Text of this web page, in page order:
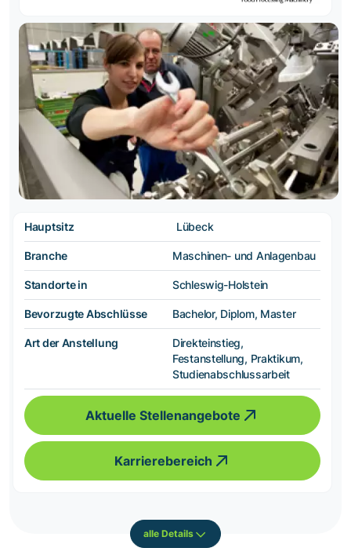
Hauptsitz Lübeck
Branche Maschinen- und Anlagenbau
Standorte in Schleswig-Holstein
Bevorzugte Abschlüsse Bachelor, Diplom, Master
Art der Anstellung
Direkteinstieg,
Festanstellung, Praktikum,
Studienabschlussarbeit
Aktuelle Stellenangebote
Karrierebereich
alle Details